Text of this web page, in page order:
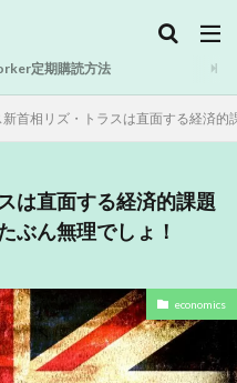
定期購読方法
新首相リズ・トラスは直面する経済
は直面する経済的課題
ぶん無理でしょ！
economics